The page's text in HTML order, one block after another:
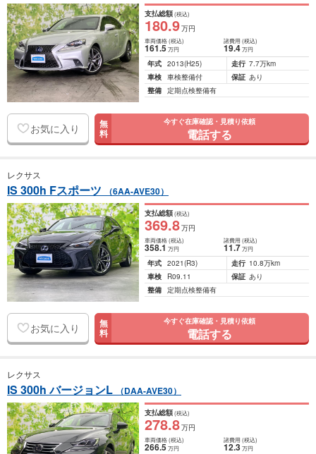
支払総額(税込)
180.9万円
車両価格(税込)
161.5万円
諸費用 (税込)
19.4 万円
年式 2013(H25) 走行 7.7万km
車検 車検整備付 保証 あり
整備 定期点検整備有
お気に入り 無
料
今すぐ在庫確認・見積り依頼
電話する
レクサス
IS 300h Fスポーツ （6AA-AVE30）
支払総額(税込)
369.8万円
車両価格(税込)
358.1万円
諸費用 (税込)
11.7 万円
年式 2021(R3) 走行 10.8万km
車検
R09.11 保証 あり
整備 定期点検整備有
お気に入り 無
料
今すぐ在庫確認・見積り依頼
電話する
レクサス
IS 300h バージョンL （DAA-AVE30）
支払総額(税込)
278.8万円
車両価格(税込)
266.5万円
諸費用 (税込)
12.3 万円